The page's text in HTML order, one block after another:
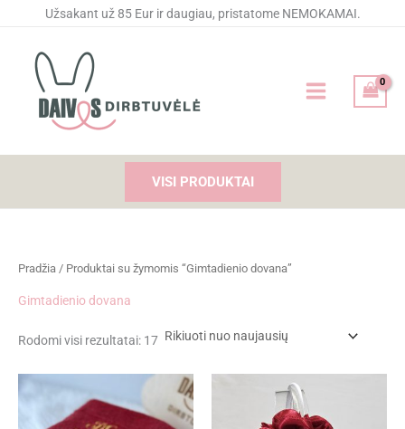
Užsakant už 85 Eur ir daugiau, pristatome NEMOKAMAI.
VISI PRODUKTAI
Pradžia / Produktai su žymomis “Gimtadienio dovana”
Gimtadienio dovana
Rodomi visi rezultatai: 17
pagal